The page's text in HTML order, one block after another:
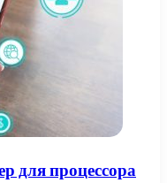
для процессора